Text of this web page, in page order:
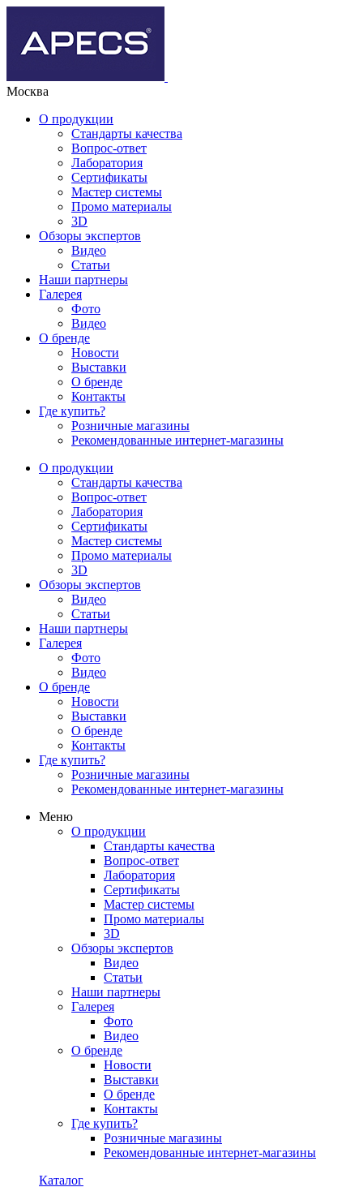
Москва
О продукции
Стандарты качества
Вопрос-ответ
Лаборатория
Сертификаты
Мастер системы
Промо материалы
3D
Обзоры экспертов
Видео
Статьи
Наши партнеры
Галерея
Фото
Видео
О бренде
Новости
Выставки
О бренде
Контакты
Где купить?
Розничные магазины
Рекомендованные интернет-магазины
О продукции
Стандарты качества
Вопрос-ответ
Лаборатория
Сертификаты
Мастер системы
Промо материалы
3D
Обзоры экспертов
Видео
Статьи
Наши партнеры
Галерея
Фото
Видео
О бренде
Новости
Выставки
О бренде
Контакты
Где купить?
Розничные магазины
Рекомендованные интернет-магазины
Меню
О продукции
Стандарты качества
Вопрос-ответ
Лаборатория
Сертификаты
Мастер системы
Промо материалы
3D
Обзоры экспертов
Видео
Статьи
Наши партнеры
Галерея
Фото
Видео
О бренде
Новости
Выставки
О бренде
Контакты
Где купить?
Розничные магазины
Рекомендованные интернет-магазины
Каталог